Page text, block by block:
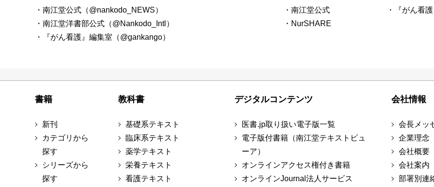
・南江堂公式（@nankodo_NEWS）
・南江堂洋書部公式（@Nankodo_Intl）
・『がん看護』編集室（@gankango）
・南江堂公式
・NurSHARE
・『がん看
書籍
新刊
カテゴリから
探す
シリーズから
探す
教科書
基礎系テキスト
臨床系テキスト
薬学テキスト
栄養テキスト
看護テキスト
デジタルコンテンツ
医書.jp取り扱い電子版一覧
電子版付書籍（南江堂テキストビュ
ーア）
オンラインアクセス権付き書籍
オンラインJournal法人サービス
会社情報
会長メッ
企業理念
会社概要
会社案内
部署別連